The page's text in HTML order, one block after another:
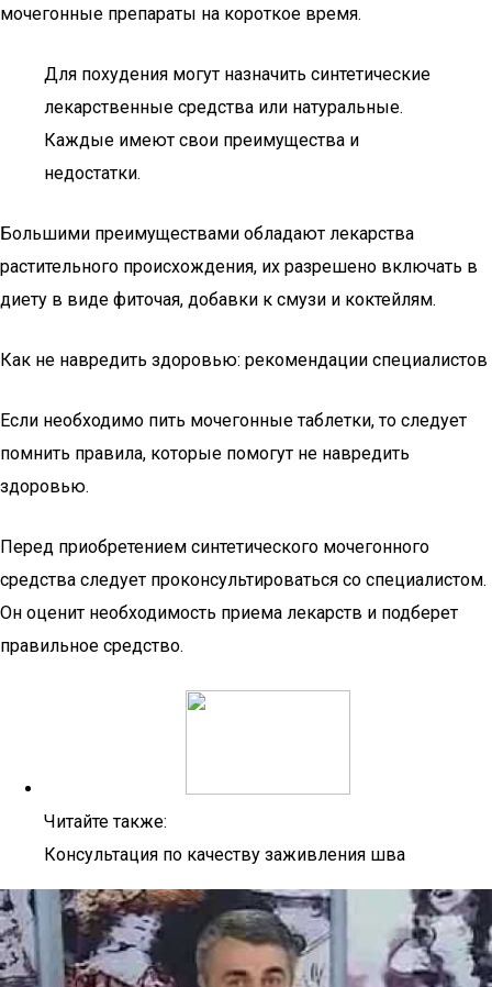
мочегонные препараты на короткое время.
Для похудения могут назначить синтетические
лекарственные средства или натуральные.
Каждые имеют свои преимущества и
недостатки.
Большими преимуществами обладают лекарства
растительного происхождения, их разрешено включать в
диету в виде фиточая, добавки к смузи и коктейлям.
Как не навредить здоровью: рекомендации специалистов
Если необходимо пить мочегонные таблетки, то следует
помнить правила, которые помогут не навредить
здоровью.
Перед приобретением синтетического мочегонного
средства следует проконсультироваться со специалистом.
Он оценит необходимость приема лекарств и подберет
правильное средство.
Читайте также:
Консультация по качеству заживления шва